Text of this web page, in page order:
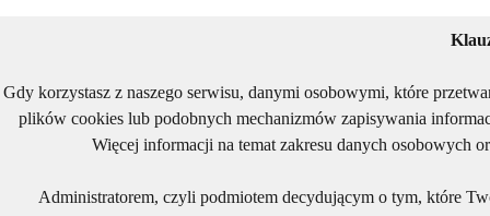
Gdy korzystasz z naszego serwisu, danymi osobowymi, które
plików cookies lub podobnych mechanizmów zapisywania
Więcej informacji na temat zakresu danych osobowych
Administratorem, czyli podmiotem decydującym o tym, które